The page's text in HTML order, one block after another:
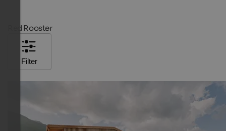
Red Rooster
Filter